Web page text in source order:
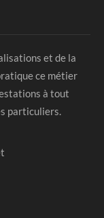
et de la
ce métier
à tout
particuliers.